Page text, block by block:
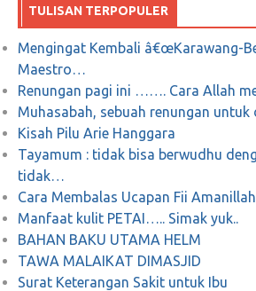
The War on MCA : Analisis
soal MCA berbasis data
Maret 7, 2018 0
#INAelectionObserverSOS
Donâ€™t Do Stupid Things…
Dalam Sorotan Dunia
TULISAN TERPOPULER
Mengingat Kembali â€œKarawang-
Maestro…
Renungan pagi ini ……. Cara Allah
Muhasabah, sebuah renungan untuk
Kisah Pilu Arie Hanggara
Tayamum : tidak bisa berwudhu
tidak…
Cara Membalas Ucapan Fii Amanillah
Manfaat kulit PETAI….. Simak yuk..
BAHAN BAKU UTAMA HELM
TAWA MALAIKAT DIMASJID
Surat Keterangan Sakit untuk Ibu